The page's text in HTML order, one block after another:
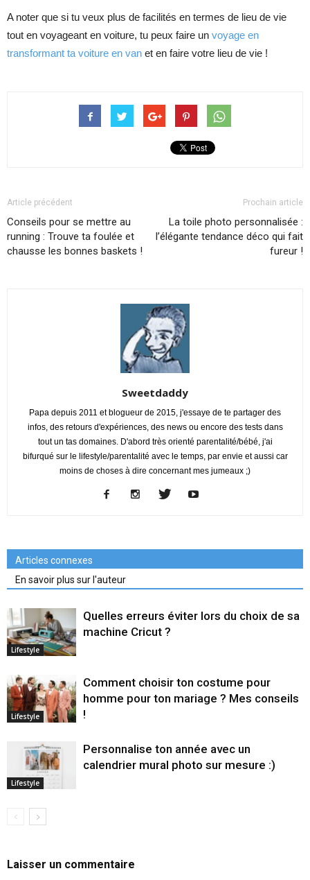
A noter que si tu veux plus de facilités en termes de lieu de vie
tout en voyageant en voiture, tu peux faire un voyage en
transformant ta voiture en van et en faire votre lieu de vie !
Article précédent
Conseils pour se mettre au
running : Trouve ta foulée et
chausse les bonnes baskets !
Prochain article
La toile photo personnalisée :
l’élégante tendance déco qui fait
fureur !
Sweetdaddy
Papa depuis 2011 et blogueur de 2015, j'essaye de te partager des
infos, des retours d'expériences, des news ou encore des tests dans
tout un tas domaines. D'abord très orienté parentalité/bébé, j'ai
bifurqué sur le lifestyle/parentalité avec le temps, par envie et aussi car
moins de choses à dire concernant mes jumeaux ;)
Articles connexes
En savoir plus sur l'auteur
Lifestyle
Quelles erreurs éviter lors du choix de sa
machine Cricut ?
Lifestyle
Comment choisir ton costume pour
homme pour ton mariage ? Mes conseils
!
Lifestyle
Personnalise ton année avec un
calendrier mural photo sur mesure :)
Laisser un commentaire